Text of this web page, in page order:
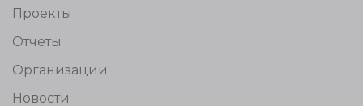
Проекты
Отчеты
Организации
Новости